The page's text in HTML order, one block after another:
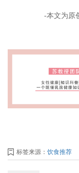
-本文为原
标签来源： 饮食推荐